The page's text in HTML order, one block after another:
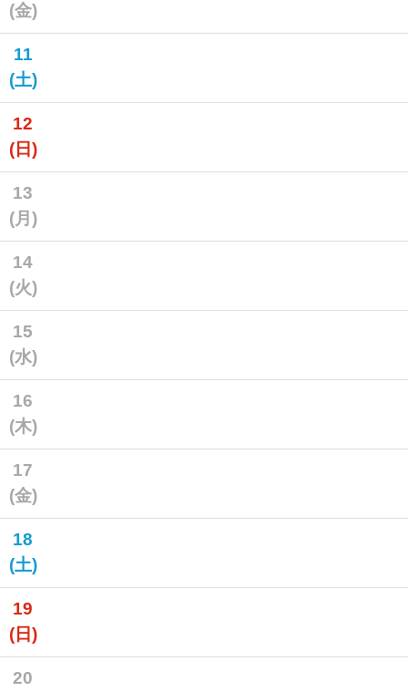
(金)
11
(土)
12
(日)
13
(月)
14
(火)
15
(水)
16
(木)
17
(金)
18
(土)
19
(日)
20